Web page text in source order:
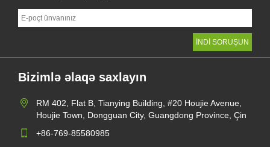
Bizimlə əlaqə saxlayın
RM 402, Flat B, Tianying Building, #20 Houjie Avenue,
Houjie Town, Dongguan City, Guangdong Province, Çin
+86-769-85580985